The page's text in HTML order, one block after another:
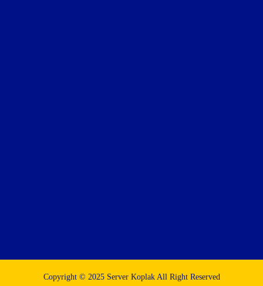
Copyright © 2025 Server Koplak All Right Reserved